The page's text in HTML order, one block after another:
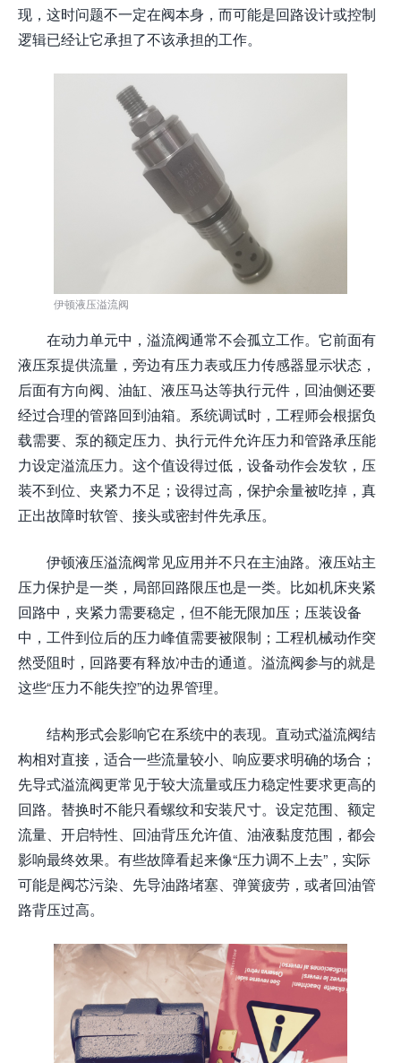
现，这时问题不一定在阀本身，而可能是回路设计或控制
逻辑已经让它承担了不该承担的工作。
伊顿液压溢流阀
在动力单元中，溢流阀通常不会孤立工作。它前面有
液压泵提供流量，旁边有压力表或压力传感器显示状态，
后面有方向阀、油缸、液压马达等执行元件，回油侧还要
经过合理的管路回到油箱。系统调试时，工程师会根据负
载需要、泵的额定压力、执行元件允许压力和管路承压能
力设定溢流压力。这个值设得过低，设备动作会发软，压
装不到位、夹紧力不足；设得过高，保护余量被吃掉，真
正出故障时软管、接头或密封件先承压。
伊顿液压溢流阀常见应用并不只在主油路。液压站主
压力保护是一类，局部回路限压也是一类。比如机床夹紧
回路中，夹紧力需要稳定，但不能无限加压；压装设备
中，工件到位后的压力峰值需要被限制；工程机械动作突
然受阻时，回路要有释放冲击的通道。溢流阀参与的就是
这些“压力不能失控”的边界管理。
结构形式会影响它在系统中的表现。直动式溢流阀结
构相对直接，适合一些流量较小、响应要求明确的场合；
先导式溢流阀更常见于较大流量或压力稳定性要求更高的
回路。替换时不能只看螺纹和安装尺寸。设定范围、额定
流量、开启特性、回油背压允许值、油液黏度范围，都会
影响最终效果。有些故障看起来像“压力调不上去”，实际
可能是阀芯污染、先导油路堵塞、弹簧疲劳，或者回油管
路背压过高。